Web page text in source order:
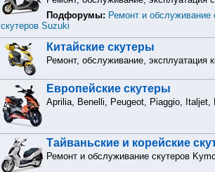
Подфорумы: Ремонт и обслуживание
скутеров Suzuki
Китайские скутеры
Ремонт, обслуживание, эксплуатация
Европейские скутеры
Aprilia, Benelli, Peugeot, Piaggio, Italjet,
Тайваньские и корейские
Ремонт и обслуживание скутеров